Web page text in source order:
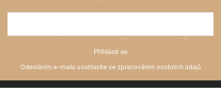
Přihlásit se